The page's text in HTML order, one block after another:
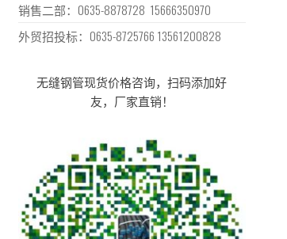
销售二部：0635-8878728 15666350970
外贸招投标：0635-8725766 13561200828
无缝钢管现货价格咨询，扫码添加好
友，厂家直销！